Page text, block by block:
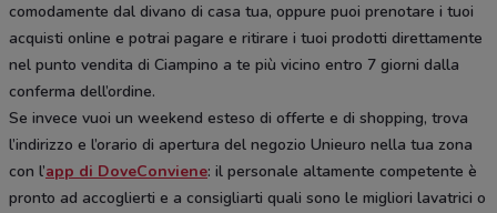
comodamente dal divano di casa tua, oppure puoi prenotare i tuoi
acquisti online e potrai pagare e ritirare i tuoi prodotti direttamente
nel punto vendita di Ciampino a te più vicino entro 7 giorni dalla
conferma dell’ordine.
Se invece vuoi un weekend esteso di offerte e di shopping, trova
l’indirizzo e l’orario di apertura del negozio Unieuro nella tua zona
con l’app di DoveConviene: il personale altamente competente è
pronto ad accoglierti e a consigliarti quali sono le migliori lavatrici o